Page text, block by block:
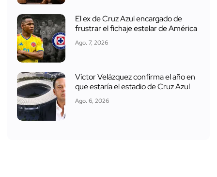
El ex de Cruz Azul encargado de
frustrar el fichaje estelar de América
Ago. 7, 2026
Víctor Velázquez confirma el año en
que estaría el estadio de Cruz Azul
Ago. 6, 2026